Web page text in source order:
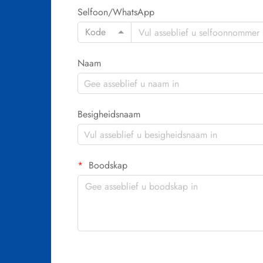
Selfoon/WhatsApp
Kode
Naam
Besigheidsnaam
Boodskap